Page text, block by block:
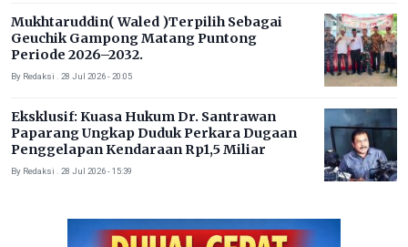
Mukhtaruddin( Waled )Terpilih Sebagai
Geuchik Gampong Matang Puntong
Periode 2026–2032.
By Redaksi . 28 Jul 2026 - 20:05
Eksklusif: Kuasa Hukum Dr. Santrawan
Paparang Ungkap Duduk Perkara Dugaan
Penggelapan Kendaraan Rp1,5 Miliar
By Redaksi . 28 Jul 2026 - 15:39